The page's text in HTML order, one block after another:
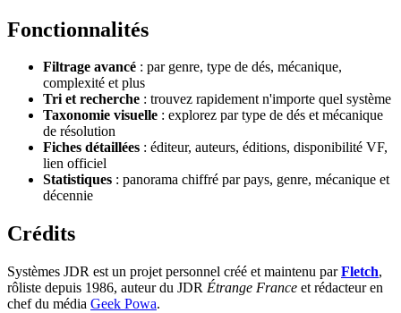
Fonctionnalités
Filtrage avancé : par genre, type de dés, mécanique,
complexité et plus
Tri et recherche : trouvez rapidement n'importe quel système
Taxonomie visuelle : explorez par type de dés et mécanique
de résolution
Fiches détaillées : éditeur, auteurs, éditions, disponibilité VF,
lien officiel
Statistiques : panorama chiffré par pays, genre, mécanique et
décennie
Crédits
Systèmes JDR est un projet personnel créé et maintenu parFletch,
rôliste depuis 1986, auteur du JDR Étrange France et rédacteur en
chef du média Geek Powa.